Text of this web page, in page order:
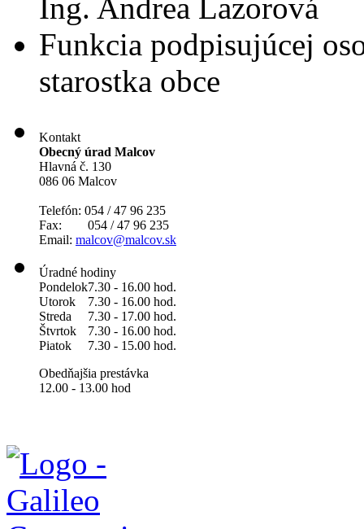
Ing. Andrea Lazorová
Funkcia podpisujúcej
starostka obce
Kontakt
Obecný úrad Malcov
Hlavná č. 130
086 06 Malcov
Telefón: 054 / 47 96 235
Fax: 054 / 47 96 235
Email: malcov@malcov.sk
Úradné hodiny
Pondelok7.30 - 16.00 hod.
Utorok
7.30 - 16.00 hod.
Streda
7.30 - 17.00 hod.
Štvrtok
7.30 - 16.00 hod.
Piatok
7.30 - 15.00 hod.
Obedňajšia prestávka
12.00 - 13.00 hod